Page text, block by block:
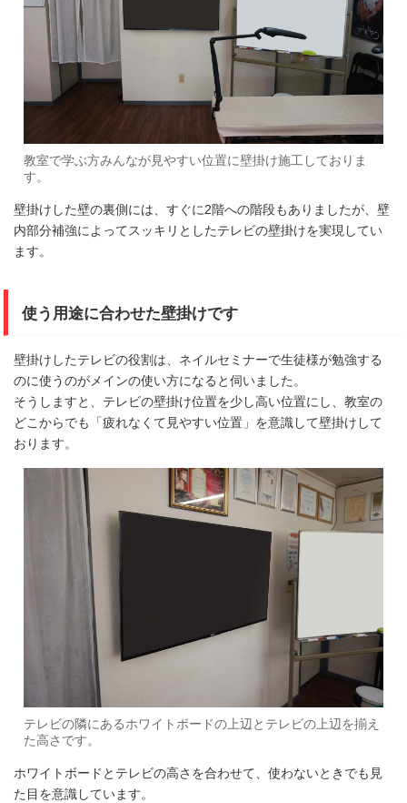
教室で学ぶ方みんなが見やすい位置に壁掛け施工しておりま
す。
壁掛けした壁の裏側には、すぐに2階への階段もありましたが、壁
内部分補強によってスッキリとしたテレビの壁掛けを実現してい
ます。
使う用途に合わせた壁掛けです
壁掛けしたテレビの役割は、ネイルセミナーで生徒様が勉強する
のに使うのがメインの使い方になると伺いました。
そうしますと、テレビの壁掛け位置を少し高い位置にし、教室の
どこからでも「疲れなくて見やすい位置」を意識して壁掛けして
おります。
テレビの隣にあるホワイトボードの上辺とテレビの上辺を揃え
た高さです。
ホワイトボードとテレビの高さを合わせて、使わないときでも見
た目を意識しています。